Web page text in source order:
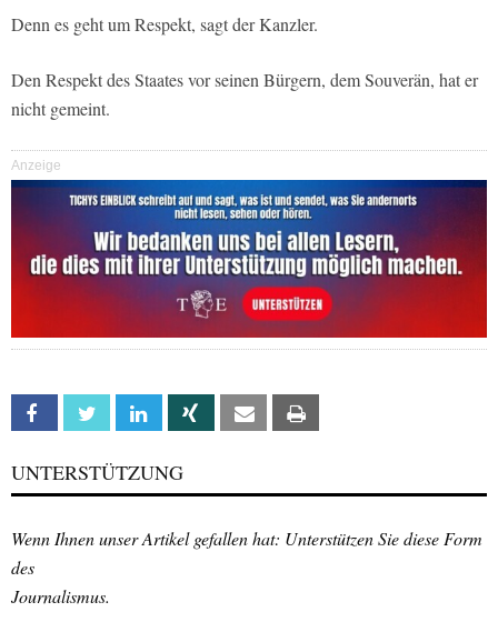
Denn es geht um Respekt, sagt der Kanzler.
Den Respekt des Staates vor seinen Bürgern, dem Souverän, hat er
nicht gemeint.
Anzeige
Facebook Twitter Linkedin Xing Email
UNTERSTÜTZUNG
Wenn Ihnen unser Artikel gefallen hat: Unterstützen Sie diese Form
des
Journalismus.